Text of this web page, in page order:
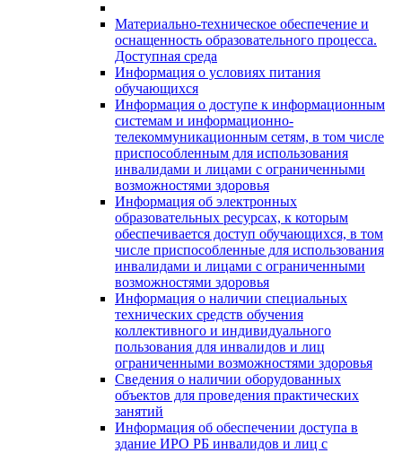
Материально-техническое обеспечение и
оснащенность образовательного процесса.
Доступная среда
Информация о условиях питания
обучающихся
Информация о доступе к информационным
системам и информационно-
телекоммуникационным сетям, в том числе
приспособленным для использования
инвалидами и лицами с ограниченными
возможностями здоровья
Информация об электронных
образовательных ресурсах, к которым
обеспечивается доступ обучающихся, в том
числе приспособленные для использования
инвалидами и лицами с ограниченными
возможностями здоровья
Информация о наличии специальных
технических средств обучения
коллективного и индивидуального
пользования для инвалидов и лиц
ограниченными возможностями здоровья
Сведения о наличии оборудованных
объектов для проведения практических
занятий
Информация об обеспечении доступа в
здание ИРО РБ инвалидов и лиц с